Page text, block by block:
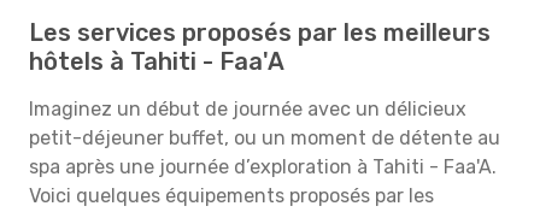
Les services proposés par les meilleurs
hôtels à Tahiti - Faa'A
Imaginez un début de journée avec un délicieux
petit-déjeuner buffet, ou un moment de détente au
spa après une journée d’exploration à Tahiti - Faa'A.
Voici quelques équipements proposés par les